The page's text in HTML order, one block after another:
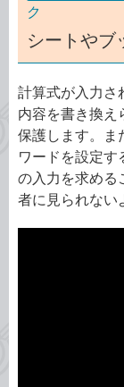
ク
シートやブ
計算式が入力さ
内容を書き換え
保護します。ま
ワードを設定す
の入力を求める
者に見られない